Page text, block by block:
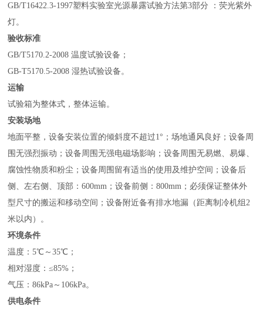
GB/T16422.3-1997塑料实验室光源暴露试验方法第3部分 ：荧光紫外
灯。
验收标准
GB/T5170.2-2008 温度试验设备；
GB-T5170.5-2008 湿热试验设备。
运输
试验箱为整体式，整体运输。
安装场地
地面平整，设备安装位置的倾斜度不超过1°；场地通风良好；设备周
围无强烈振动；设备周围无强电磁场影响；设备周围无易燃、易爆、
腐蚀性物质和粉尘；设备周围留有适当的使用及维护空间；设备后
侧、左右侧、顶部：600mm；设备前侧：800mm；必须保证整体外
型尺寸的搬运和移动空间；设备附近备有排水地漏（距离制冷机组2
米以内）。
环境条件
温度：5℃～35℃；
相对湿度：≤85%；
气压：86kPa～106kPa。
供电条件